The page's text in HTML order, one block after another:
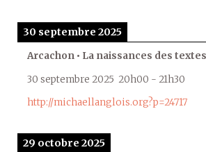
30 septembre 2025
Arcachon • La naissances des
30 septembre 2025 20h00 - 21h30
http://michaellanglois.org?p=24717
29 octobre 2025